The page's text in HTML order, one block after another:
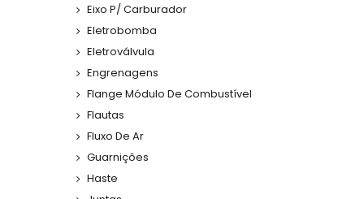
Eixo P/ Carburador
Eletrobomba
Eletroválvula
Engrenagens
Flange Módulo De Combustível
Flautas
Fluxo De Ar
Guarnições
Haste